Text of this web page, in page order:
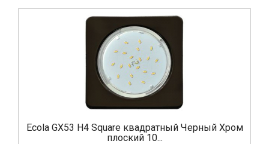
Ecola GX53 H4 Square квадратный Черный Хром
плоский 10...